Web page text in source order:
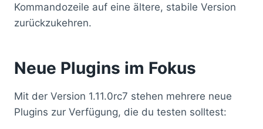
Kommandozeile auf eine ältere, stabile Version
zurückzukehren.
Neue Plugins im Fokus
Mit der Version 1.11.0rc7 stehen mehrere neue
Plugins zur Verfügung, die du testen solltest: